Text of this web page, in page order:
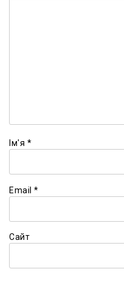
Ім'я *
Email *
Сайт